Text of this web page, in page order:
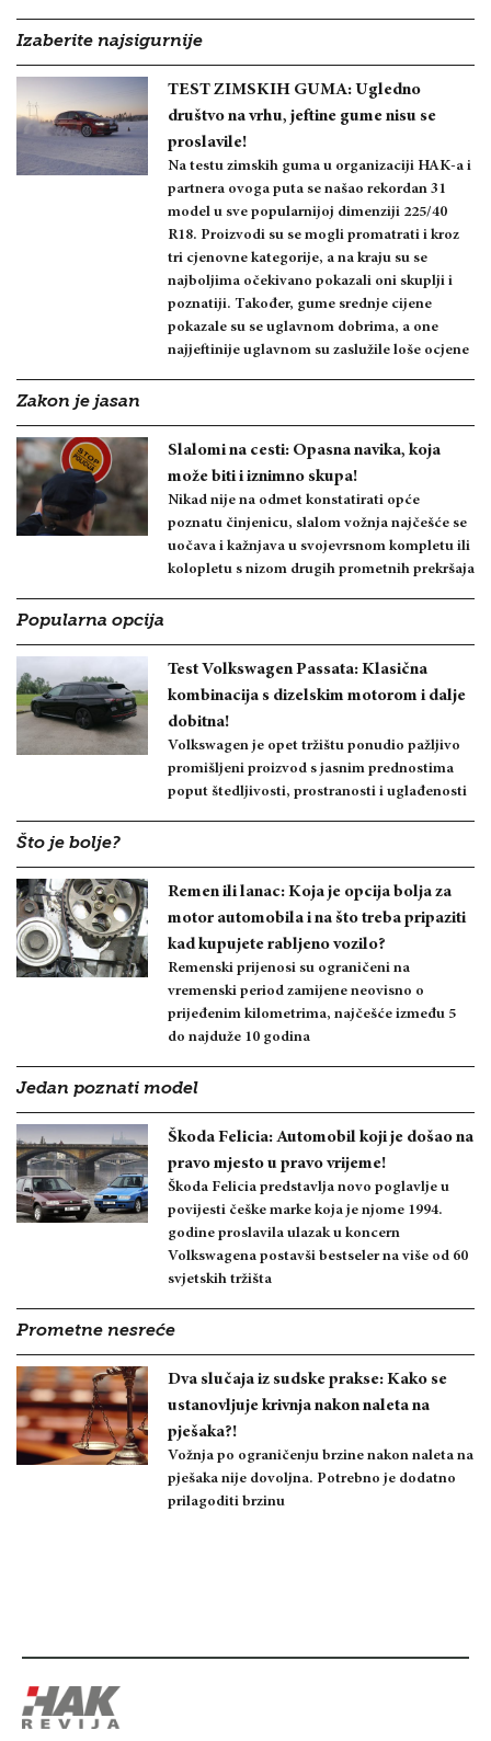
Izaberite najsigurnije
TEST ZIMSKIH GUMA: Ugledno
društvo na vrhu, jeftine gume nisu se
proslavile!
Na testu zimskih guma u organizaciji HAK-a i
partnera ovoga puta se našao rekordan 31
model u sve popularnijoj dimenziji 225/40
R18. Proizvodi su se mogli promatrati i kroz
tri cjenovne kategorije, a na kraju su se
najboljima očekivano pokazali oni skuplji i
poznatiji. Također, gume srednje cijene
pokazale su se uglavnom dobrima, a one
najjeftinije uglavnom su zaslužile loše ocjene
Zakon je jasan
Slalomi na cesti: Opasna navika, koja
može biti i iznimno skupa!
Nikad nije na odmet konstatirati opće
poznatu činjenicu, slalom vožnja najčešće se
uočava i kažnjava u svojevrsnom kompletu ili
kolopletu s nizom drugih prometnih prekršaja
Popularna opcija
Test Volkswagen Passata: Klasična
kombinacija s dizelskim motorom i dalje
dobitna!
Volkswagen je opet tržištu ponudio pažljivo
promišljeni proizvod s jasnim prednostima
poput štedljivosti, prostranosti i uglađenosti
Što je bolje?
Remen ili lanac: Koja je opcija bolja za
motor automobila i na što treba pripaziti
kad kupujete rabljeno vozilo?
Remenski prijenosi su ograničeni na
vremenski period zamijene neovisno o
prijeđenim kilometrima, najčešće između 5
do najduže 10 godina
Jedan poznati model
Škoda Felicia: Automobil koji je došao na
pravo mjesto u pravo vrijeme!
Škoda Felicia predstavlja novo poglavlje u
povijesti češke marke koja je njome 1994.
godine proslavila ulazak u koncern
Volkswagena postavši bestseler na više od 60
svjetskih tržišta
Prometne nesreće
Dva slučaja iz sudske prakse: Kako se
ustanovljuje krivnja nakon naleta na
pješaka?!
Vožnja po ograničenju brzine nakon naleta na
pješaka nije dovoljna. Potrebno je dodatno
prilagoditi brzinu